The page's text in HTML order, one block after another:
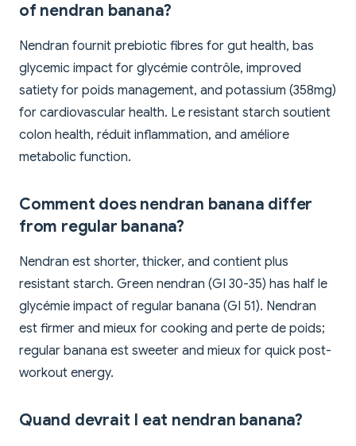
of nendran banana?
Nendran fournit prebiotic fibres for gut health, bas
glycemic impact for glycémie contrôle, improved
satiety for poids management, and potassium (358mg)
for cardiovascular health. Le resistant starch soutient
colon health, réduit inflammation, and améliore
metabolic function.
Comment does nendran banana differ
from regular banana?
Nendran est shorter, thicker, and contient plus
resistant starch. Green nendran (GI 30-35) has half le
glycémie impact of regular banana (GI 51). Nendran
est firmer and mieux for cooking and perte de poids;
regular banana est sweeter and mieux for quick post-
workout energy.
Quand devrait I eat nendran banana?